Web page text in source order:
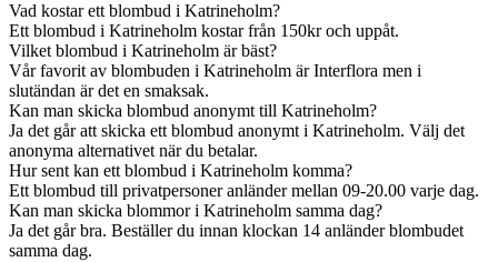
Vad kostar ett blombud i Katrineholm?
Ett blombud i Katrineholm kostar från 150kr och uppåt.
Vilket blombud i Katrineholm är bäst?
Vår favorit av blombuden i Katrineholm är Interflora men i
slutändan är det en smaksak.
Kan man skicka blombud anonymt till Katrineholm?
Ja det går att skicka ett blombud anonymt i Katrineholm. Välj det
anonyma alternativet när du betalar.
Hur sent kan ett blombud i Katrineholm komma?
Ett blombud till privatpersoner anländer mellan 09-20.00 varje dag.
Kan man skicka blommor i Katrineholm samma dag?
Ja det går bra. Beställer du innan klockan 14 anländer blombudet
samma dag.